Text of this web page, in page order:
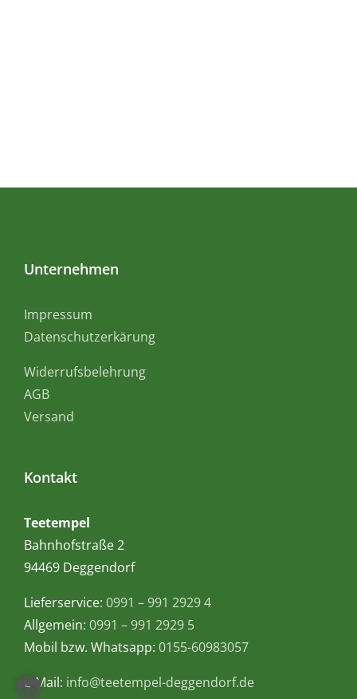
Unternehmen
Impressum
Datenschutzerkärung
Widerrufsbelehrung
AGB
Versand
Kontakt
Teetempel
Bahnhofstraße 2
94469 Deggendorf
Lieferservice: 0991 – 991 2929 4
Allgemein: 0991 – 991 2929 5
Mobil bzw. Whatsapp: 0155-60983057
E-Mail: info@teetempel-deggendorf.de